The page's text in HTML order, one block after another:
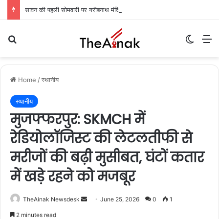
Home /स्थानीय
स्थानीय
मुजफ्फरपुर: SKMCH में
रेडियोलॉजिस्ट की लेटलतीफी से
मरीजों की बढ़ी मुसीबत, घंटों कतार
में खड़े रहने को मजबूर
TheAinak Newsdesk June 25, 2026 0 1
2 minutes read